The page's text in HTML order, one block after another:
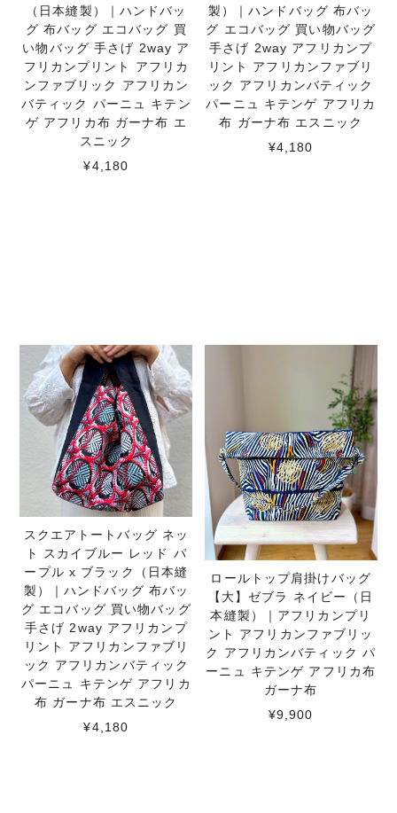
（日本縫製）｜ハンドバッ
グ 布バッグ エコバッグ 買
い物バッグ 手さげ 2way ア
フリカンプリント アフリカ
ンファブリック アフリカン
バティック パーニュ キテン
ゲ アフリカ布 ガーナ布 エ
スニック
¥4,180
製）｜ハンドバッグ 布バッ
グ エコバッグ 買い物バッグ
手さげ 2way アフリカンプ
リント アフリカンファブリ
ック アフリカンバティック
パーニュ キテンゲ アフリカ
布 ガーナ布 エスニック
¥4,180
スクエアトートバッグ ネッ
ト スカイブルー レッド パ
ープル x ブラック（日本縫
製）｜ハンドバッグ 布バッ
グ エコバッグ 買い物バッグ
手さげ 2way アフリカンプ
リント アフリカンファブリ
ック アフリカンバティック
パーニュ キテンゲ アフリカ
布 ガーナ布 エスニック
¥4,180
ロールトップ肩掛けバッグ
【大】ゼブラ ネイビー（日
本縫製）｜アフリカンプリ
ント アフリカンファブリッ
ク アフリカンバティック パ
ーニュ キテンゲ アフリカ布
ガーナ布
¥9,900